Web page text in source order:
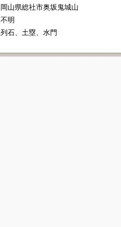
岡山県総社市奥坂鬼城山
不明
列石、土塁、水門